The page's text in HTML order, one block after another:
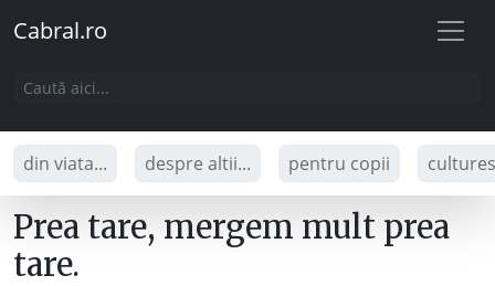
Cabral.ro
din viata... despre altii... pentru copii
Prea tare, mergem mult prea
tare.